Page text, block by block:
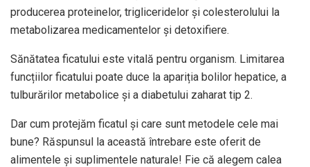
producerea proteinelor, trigliceridelor și colesterolului la
metabolizarea medicamentelor și detoxifiere.
Sănătatea ficatului este vitală pentru organism. Limitarea
funcțiilor ficatului poate duce la apariția bolilor hepatice, a
tulburărilor metabolice și a diabetului zaharat tip 2.
Dar cum protejăm ficatul și care sunt metodele cele mai
bune? Răspunsul la această întrebare este oferit de
alimentele și suplimentele naturale! Fie că alegem calea